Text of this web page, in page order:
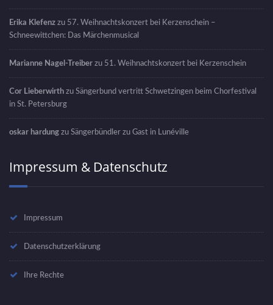
Erika Klefenz zu 57. Weihnachtskonzert bei Kerzenschein –
Schneewittchen: Das Märchenmusical
Marianne Nagel-Treiber zu 51. Weihnachtskonzert bei Kerzenschein
Cor Lieberwirth zu Sängerbund vertritt Schwetzingen beim Chorfestival
in St. Petersburg
oskar hardung zu Sängerbündler zu Gast in Lunéville
Impressum & Datenschutz
Impressum
Datenschutzerklärung
Ihre Rechte